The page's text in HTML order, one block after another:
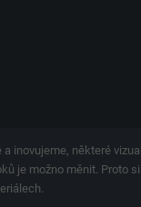
inovujeme, některé
je možno měnit. Proto